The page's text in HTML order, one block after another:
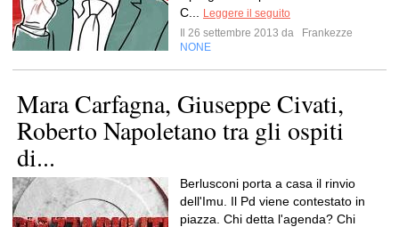
C...
Leggere il seguito
Il 26 settembre 2013 da
Frankezze
NONE
Mara Carfagna, Giuseppe Civati,
Roberto Napoletano tra gli ospiti
di...
Berlusconi porta a casa il rinvio
dell'Imu. Il Pd viene contestato in
piazza. Chi detta l'agenda? Chi